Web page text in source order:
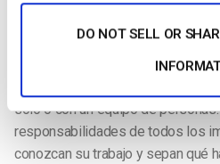
DO NOT SELL OR
Equipo
¡Ahora es el momento de formar
necesitas para que te ayude a
solo o con un equipo de
responsabilidades de todos los
conozcan su trabajo y sepan qué